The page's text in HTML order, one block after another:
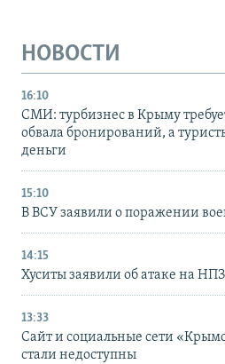
НОВОСТИ
16:10
СМИ: турбизнес в Крыму
обвала бронирований, а
деньги
15:10
В ВСУ заявили о поражении
14:15
Хуситы заявили об атаке на
13:33
Сайт и социальные сети
стали недоступны